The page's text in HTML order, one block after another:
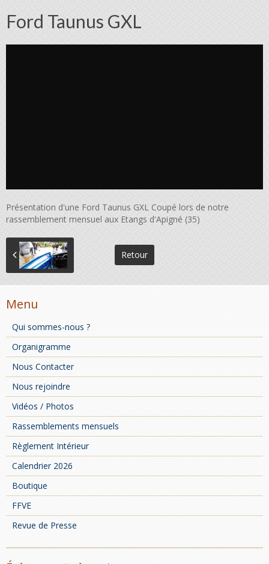
Ford Taunus GXL
Présentation d'une Ford Taunus GXL Coupé lors de notre
rassemblement mensuel aux Etangs d'Apigné (35)
Retour
Menu
Qui sommes-nous ?
Organigramme
Nous Contacter
Nous rejoindre
Vidéos / Photos
Rassemblements mensuels
Règlement Intérieur
Calendrier 2026
Boutique
FFVE
Revue de Presse